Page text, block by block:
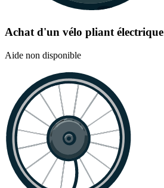
Achat d'un vélo pliant électrique
Aide non disponible